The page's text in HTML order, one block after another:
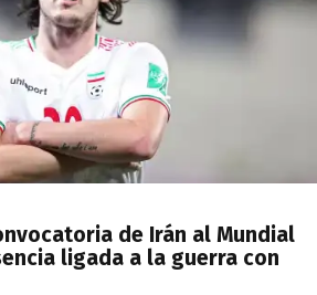
de Irán al Mundial
ligada a la guerra con